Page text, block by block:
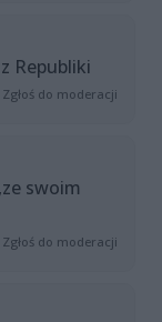
Republiki
Zgłoś do moderacji
swoim
Zgłoś do moderacji